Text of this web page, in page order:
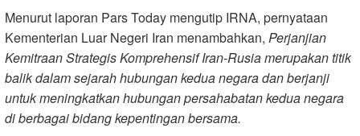
Menurut laporan Pars Today mengutip IRNA, pernyataan
Kementerian Luar Negeri Iran menambahkan, Perjanjian
Kemitraan Strategis Komprehensif Iran-Rusia merupakan titik
balik dalam sejarah hubungan kedua negara dan berjanji
untuk meningkatkan hubungan persahabatan kedua negara
di berbagai bidang kepentingan bersama.